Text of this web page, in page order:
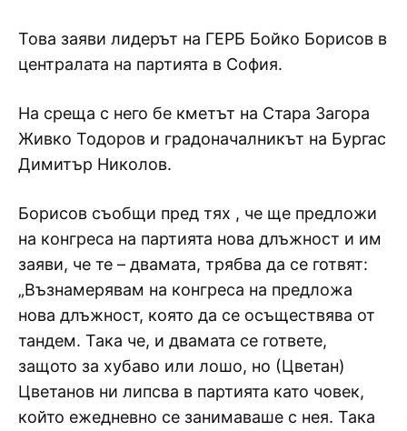
Това заяви лидерът на ГЕРБ Бойко Борисов в
централата на партията в София.
На среща с него бе кметът на Стара Загора
Живко Тодоров и градоначалникът на Бургас
Димитър Николов.
Борисов съобщи пред тях , че ще предложи
на конгреса на партията нова длъжност и им
заяви, че те – двамата, трябва да се готвят:
„Възнамерявам на конгреса на предложа
нова длъжност, която да се осъществява от
тандем. Така че, и двамата се гответе,
защото за хубаво или лошо, но (Цветан)
Цветанов ни липсва в партията като човек,
който ежедневно се занимаваше с нея. Така